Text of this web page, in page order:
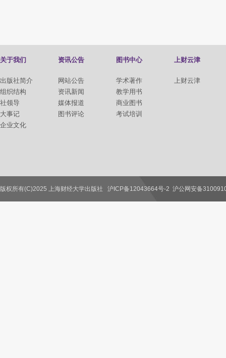
关于我们
出版社简介
组织结构
社领导
大事记
企业文化
资讯公告
网站公告
资讯新闻
媒体报道
图书评论
图书中心
学术著作
教学用书
商业图书
考试培训
上财云津
上财云津
联系我们
版权所有(C)2025 上海财经大学出版社 沪ICP备12043664号-2 沪公网安备